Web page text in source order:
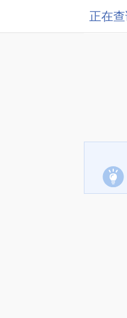
正在